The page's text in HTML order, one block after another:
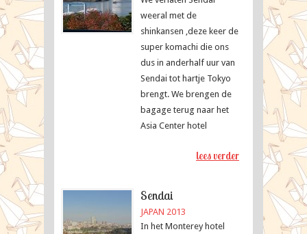
weeral met de
shinkansen ,deze keer de
super komachi die ons
dus in anderhalf uur van
Sendai tot hartje Tokyo
brengt. We brengen de
bagage terug naar het
Asia Center hotel
lees verder
Sendai
JAPAN 2013
In het Monterey hotel